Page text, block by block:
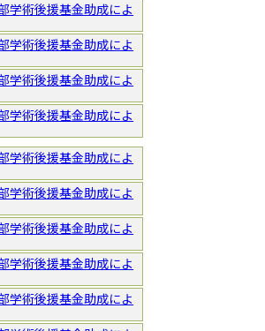
学術後援基金助成によ
学術後援基金助成によ
学術後援基金助成によ
学術後援基金助成によ
学術後援基金助成によ
学術後援基金助成によ
学術後援基金助成によ
学術後援基金助成によ
学術後援基金助成によ